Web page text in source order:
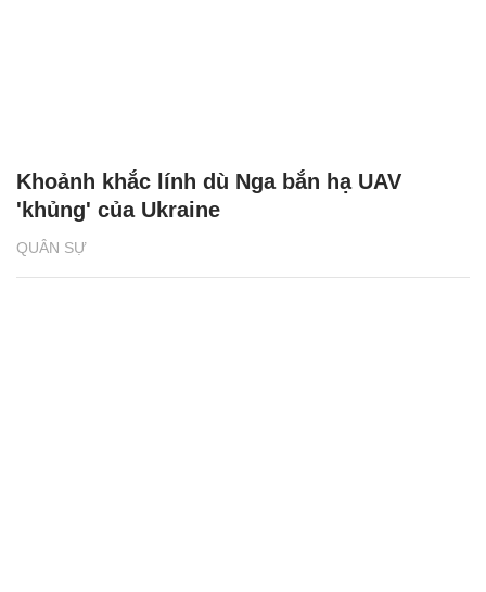
QUÂN SỰ
Khoảnh khắc lính dù Nga bắn hạ UAV
'khủng' của Ukraine